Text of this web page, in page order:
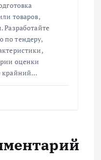
товаров,
Разработайте
по тендеру,
оценки
крайний…